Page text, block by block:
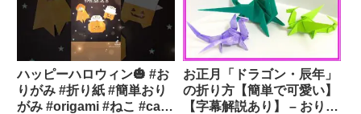
ハッピーハロウィン🎃 #お
りがみ #折り紙 #簡単おり
がみ #origami #ねこ #cat
お正月「ドラゴン・辰年」
の折り方【簡単で可愛い】
【字幕解説あり】 – おりが